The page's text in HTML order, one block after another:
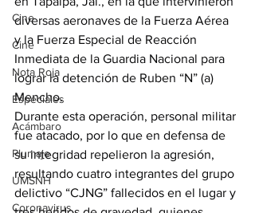
Cine
Cine
Nota Roja
Especiales
Acámbaro
Plumaje
UMSNH
Coronavirus
diversas aeronaves de la Fuerza Aérea
y la Fuerza Especial de Reacción
Inmediata de la Guardia Nacional para
lograr la detención de Ruben “N” (a)
Mencho.
Durante esta operación, personal militar
fue atacado, por lo que en defensa de
su integridad repelieron la agresión,
resultando cuatro integrantes del grupo
delictivo “CJNG” fallecidos en el lugar y